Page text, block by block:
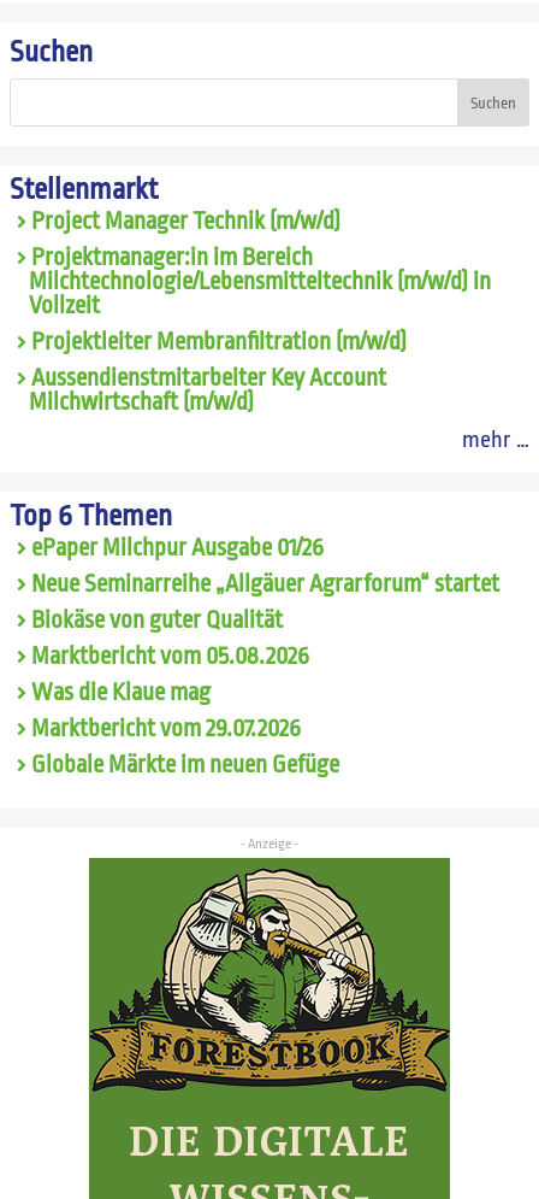
Suchen
Suchen
Stellenmarkt
Project Manager Technik (m/w/d)
Projektmanager:in im Bereich
Milchtechnologie/Lebensmitteltechnik (m/w/d) in
Vollzeit
Projektleiter Membranfiltration (m/w/d)
Aussendienstmitarbeiter Key Account
Milchwirtschaft (m/w/d)
mehr …
Top 6 Themen
ePaper Milchpur Ausgabe 01/26
Neue Seminarreihe „Allgäuer Agrarforum“ startet
Biokäse von guter Qualität
Marktbericht vom 05.08.2026
Was die Klaue mag
Marktbericht vom 29.07.2026
Globale Märkte im neuen Gefüge